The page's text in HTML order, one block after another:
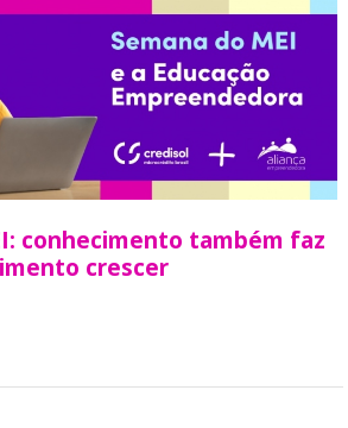
conhecimento também faz
crescer